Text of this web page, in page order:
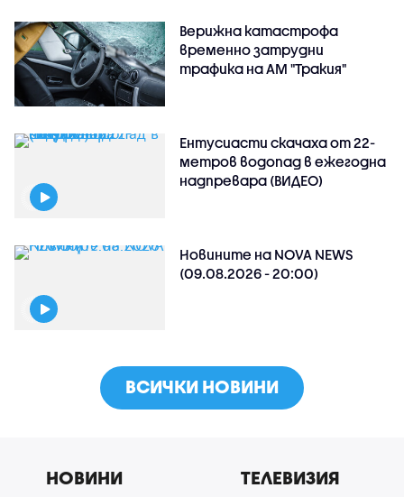
Верижна катастрофа
временно затрудни
трафика на АМ "Тракия"
Ентусиасти скачаха от 22-
метров водопад в ежегодна
надпревара (ВИДЕО)
Новините на NOVA NEWS
(09.08.2026 - 20:00)
ВСИЧКИ НОВИНИ
НОВИНИ ТЕЛЕВИЗИЯ